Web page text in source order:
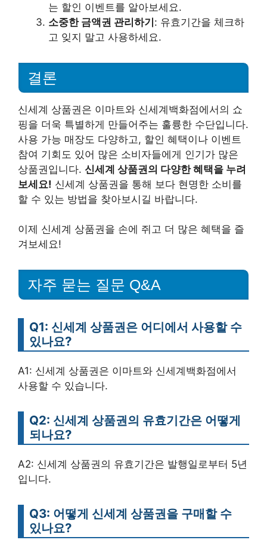
는 할인 이벤트를 알아보세요.
소중한 금액권 관리하기: 유효기간을 체크하
고 잊지 말고 사용하세요.
결론
신세계 상품권은 이마트와 신세계백화점에서의 쇼
핑을 더욱 특별하게 만들어주는 훌륭한 수단입니다.
사용 가능 매장도 다양하고, 할인 혜택이나 이벤트
참여 기회도 있어 많은 소비자들에게 인기가 많은
상품권입니다. 신세계 상품권의 다양한 혜택을 누려
보세요! 신세계 상품권을 통해 보다 현명한 소비를
할 수 있는 방법을 찾아보시길 바랍니다.
이제 신세계 상품권을 손에 쥐고 더 많은 혜택을 즐
겨보세요!
자주 묻는 질문 Q&A
Q1: 신세계 상품권은 어디에서 사용할 수
있나요?
A1: 신세계 상품권은 이마트와 신세계백화점에서
사용할 수 있습니다.
Q2: 신세계 상품권의 유효기간은 어떻게
되나요?
A2: 신세계 상품권의 유효기간은 발행일로부터 5년
입니다.
Q3: 어떻게 신세계 상품권을 구매할 수
있나요?